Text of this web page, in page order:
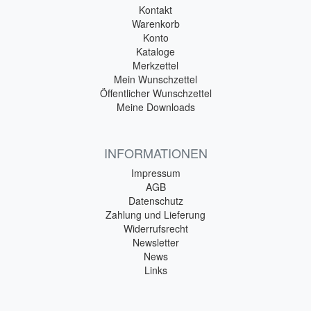
Kontakt
Warenkorb
Konto
Kataloge
Merkzettel
Mein Wunschzettel
Öffentlicher Wunschzettel
Meine Downloads
INFORMATIONEN
Impressum
AGB
Datenschutz
Zahlung und Lieferung
Widerrufsrecht
Newsletter
News
Links